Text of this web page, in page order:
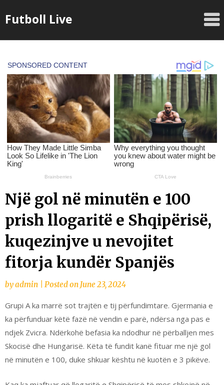
toFutboll Live
Një gol në minutën e 100
prish llogaritë e Shqipërisë,
kuqezinjve u nevojitet
fitorja kundër Spanjës
byadmin Posted onJune 23, 2024
Grupi A ka marrë sot trajtën e tij përfundimtare. Gjermania e
ka përfunduar këtë fazë në vendin e parë, ndërsa nga pas e
ndjek Zvicra. Ndërkohë befasia ka ndodhur në përballjen mes
Skocisë dhe Hungarisë. Këta të fundit kanë fituar me një gol
në minutën e 100, duke shkuar kështu në kuotën e 3 pikëve.